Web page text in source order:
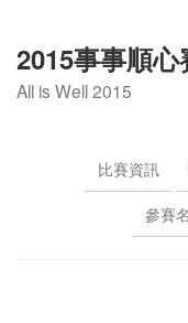
2015事事順心
All is Well 2015
比賽資訊
參賽